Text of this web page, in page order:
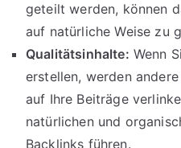
geteilt werden, können
auf natürliche Weise zu
Qualitätsinhalte: Wenn
erstellen, werden
auf Ihre Beiträge
natürlichen und
Backlinks führen.